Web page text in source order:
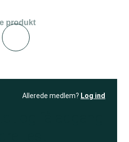
produkt
Allerede medlem? Log ind